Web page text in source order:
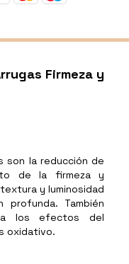
Firmeza y
son la reducción de
de la firmeza y
y luminosidad
También
los efectos del
oxidativo.